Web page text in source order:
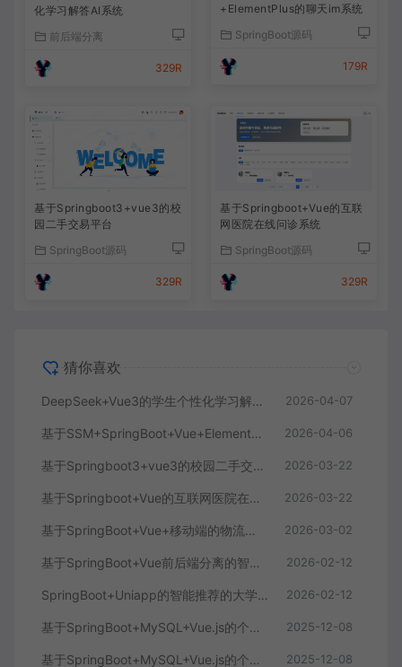
化学习解答AI系统
前后端分离
329R
+ElementPlus的聊天im系统
SpringBoot源码
179R
基于Springboot3+vue3的校
园二手交易平台
SpringBoot源码
329R
基于Springboot+Vue的互联
网医院在线问诊系统
SpringBoot源码
329R
猜你喜欢
DeepSeek+Vue3的学生个性化学习解答AI系统 2026-04-07
基于SSM+SpringBoot+Vue+ElementPlus的聊天im系统 2026-04-06
基于Springboot3+vue3的校园二手交易平台 2026-03-22
基于Springboot+Vue的互联网医院在线问诊系统 2026-03-22
基于SpringBoot+Vue+移动端的物流快递系统 2026-03-02
基于SpringBoot+Vue前后端分离的智能知识库问答系统 2026-02-12
SpringBoot+Uniapp的智能推荐的大学生社交平台 2026-02-12
基于SpringBoot+MySQL+Vue.js的个人健康管理系统(附论文) 2025-12-08
基于SpringBoot+MySQL+Vue.js的个性化推荐电商系统(附论文) 2025-12-08